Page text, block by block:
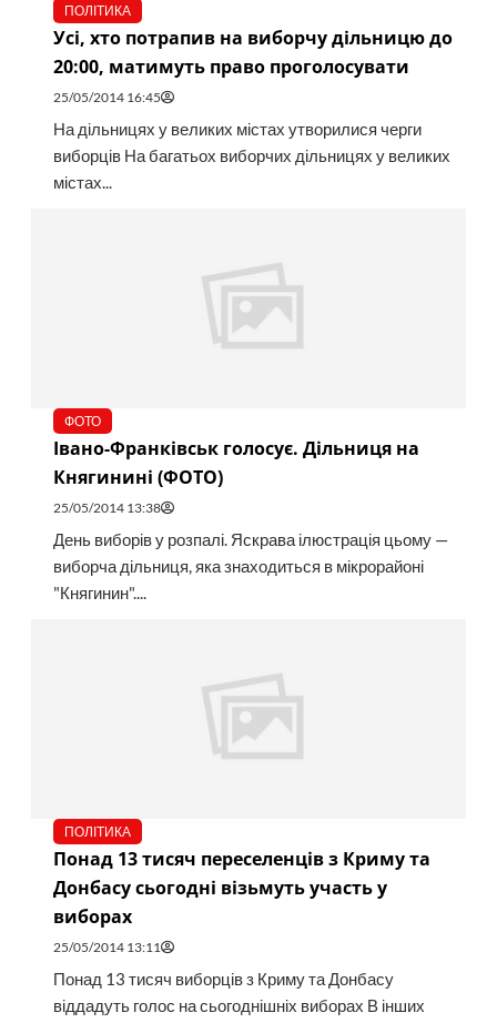
ПОЛІТИКА
Усі, хто потрапив на виборчу дільницю до
20:00, матимуть право проголосувати
25/05/2014 16:45
На дільницях у великих містах утворилися черги
виборців На багатьох виборчих дільницях у великих
містах...
ФОТО
Івано-Франківськ голосує. Дільниця на
Княгинині (ФОТО)
25/05/2014 13:38
День виборів у розпалі. Яскрава ілюстрація цьому —
виборча дільниця, яка знаходиться в мікрорайоні
"Княгинин"....
ПОЛІТИКА
Понад 13 тисяч переселенців з Криму та
Донбасу сьогодні візьмуть участь у
виборах
25/05/2014 13:11
Понад 13 тисяч виборців з Криму та Донбасу
віддадуть голос на сьогоднішніх виборах В інших